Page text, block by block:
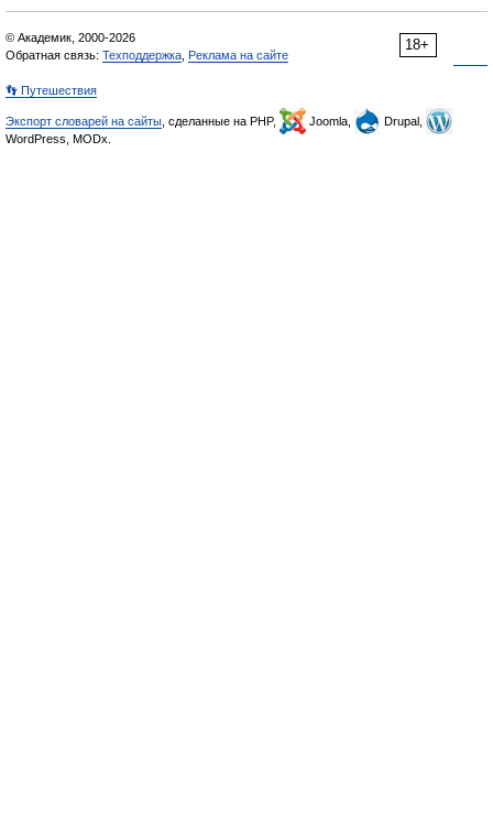
18+
© Академик, 2000-2026
Обратная связь: Техподдержка Реклама на сайте
👣 Путешествия
Экспорт словарей на сайты , сделанные на PHP, Joomla,
Drupal,
WordPress, MODx.